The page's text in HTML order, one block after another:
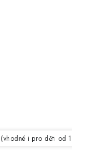
i pro děti od 12 let)